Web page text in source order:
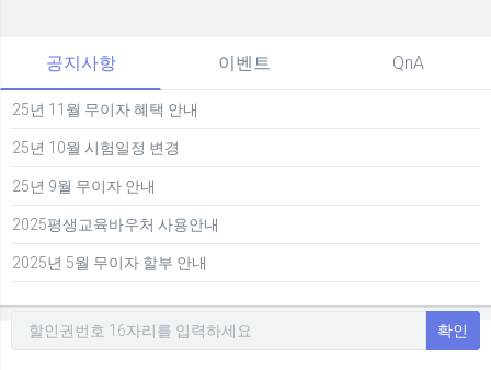
공지사항 이벤트 QnA
25년 11월 무이자 혜택 안내
25년 10월 시험일정 변경
25년 9월 무이자 안내
2025평생교육바우처 사용안내
2025년 5월 무이자 할부 안내
확인